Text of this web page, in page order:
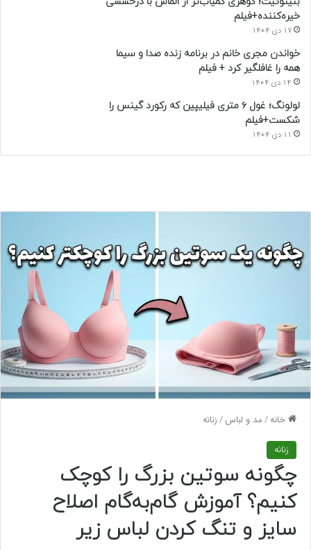
خیره‌کننده+فیلم
17 دی 1404
خواندن مجری خانم در برنامه زنده صدا و سیما
همه را غافلگیر کرد + فیلم
14 دی 1404
لولونگ؛ غول ۶ متری فیلیپین که رکورد گینس را
شکست+فیلم
11 دی 1404